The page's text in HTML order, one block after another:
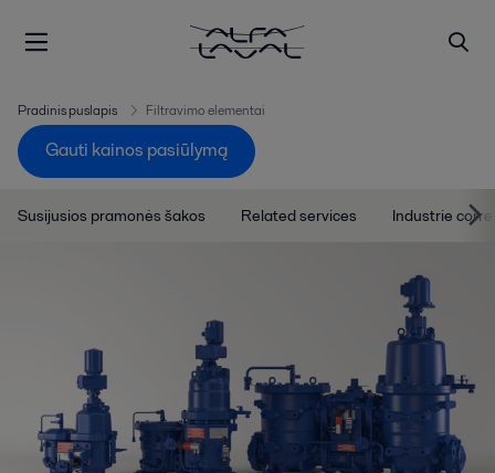
Pradinis puslapis Filtravimo elementai
Gauti kainos pasiūlymą
Susijusios pramonės šakos Related services Industrie